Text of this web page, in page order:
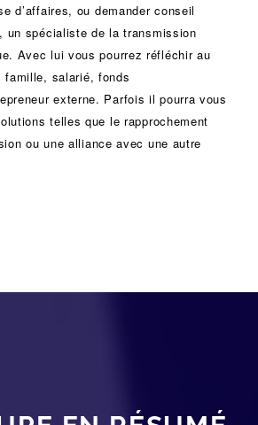
d’affaires, ou demander conseil
, un spécialiste de latransmission
Avec lui vous pourrez réfléchir au
famille, salarié, fonds
externe. Parfois il pourra vous
telles que le rapprochement
ou unealliance avec une autre